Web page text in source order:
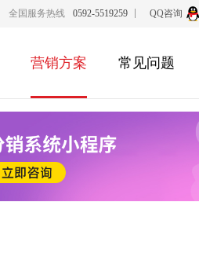
全国服务热线 0592-5519259 QQ咨询
营销方案 常见问题